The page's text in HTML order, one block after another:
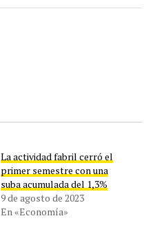
La actividad fabril cerró el
primer semestre con una
suba acumulada del 1,3%
9 de agosto de 2023
En «Economía»